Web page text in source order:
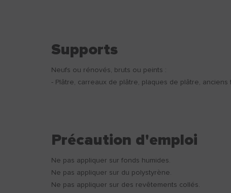
Supports
Neufs ou rénovés, bruts ou peints :
- Plâtre, carreaux de plâtre, plaques de plâtre,
Précaution d'emploi
Ne pas appliquer sur fonds humides.
Ne pas appliquer sur du polystyrène.
Ne pas appliquer sur des revêtements collés.